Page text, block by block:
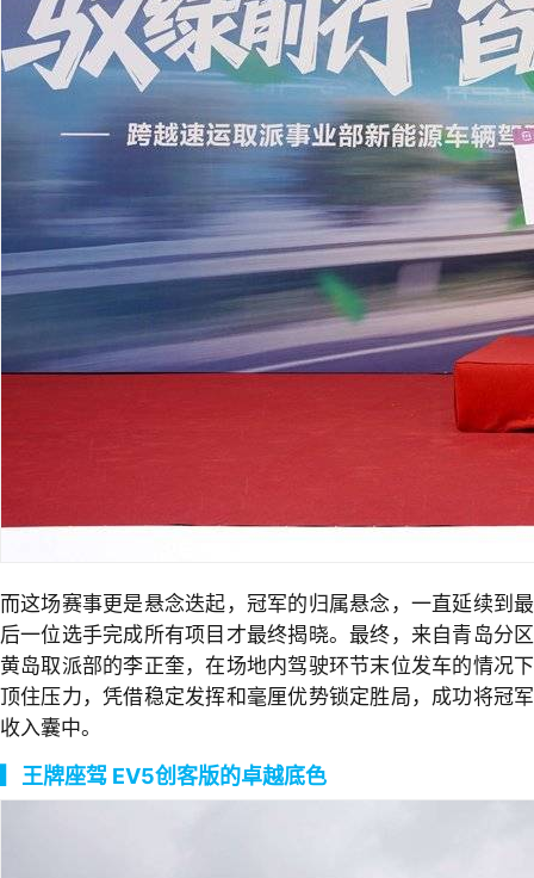
而这场赛事更是悬念迭起，冠军的归属悬念，一直延续到最
后一位选手完成所有项目才最终揭晓。最终，来自青岛分区
黄岛取派部的李正奎，在场地内驾驶环节末位发车的情况下
顶住压力，凭借稳定发挥和毫厘优势锁定胜局，成功将冠军
收入囊中。
王牌座驾 EV5创客版的卓越底色